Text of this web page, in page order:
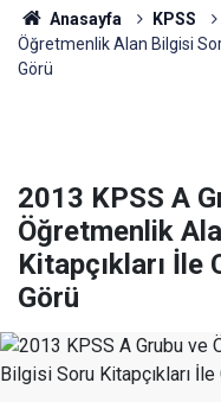
Anasayfa KPSS
Öğretmenlik Alan Bilgisi
Görü
2013 KPSS A
Öğretmenlik
Kitapçıkları İle
Görü